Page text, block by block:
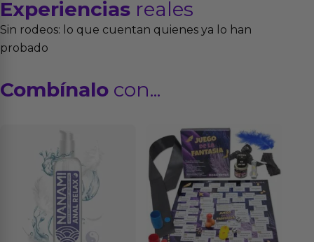
Experiencias reales
Sin rodeos: lo que cuentan quienes ya lo han
probado
Combínalo con...